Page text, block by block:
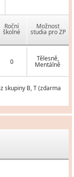
Roční
školné
Možnost
studia pro ZP
0 Tělesně,
Mentálně
skupiny B, T (zdarma